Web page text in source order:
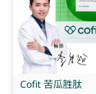
Cofit 苦瓜胜肽